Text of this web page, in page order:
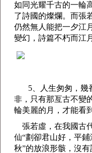
如同光耀千古的一輪
了詩國的燦爛。而張
仍然無人能把一夕江
變幻，詩篇不朽而江
5、人生匆匆，幾
非，只有那亙古不變
輪美麗的月，才能看
張若虛，在我國古
仙“劃卻君山好，平
秋”的放浪形骸，沒